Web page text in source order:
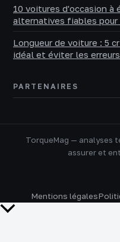
10 voitures d'occasion à
alternatives fiables pour
Longueur de voiture : 5
idéal et éviter les
PARTENAIRES
TorqueMag — analyses
assurer et
Mentions légales